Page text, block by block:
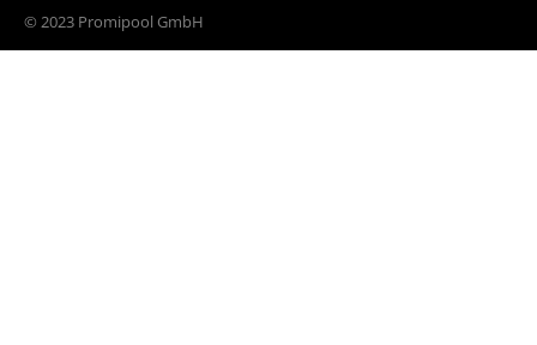
© 2023 Promipool GmbH